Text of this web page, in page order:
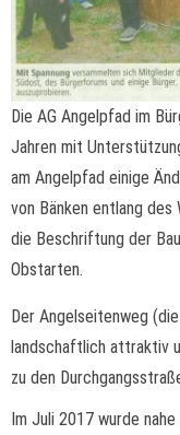
Die AG Angelpfad im
Jahren mit
am Angelpfad einige
von Bänken entlang
die Beschriftung der
Obstarten.
Der Angelseitenweg
landschaftlich attraktiv
zu den
Im Juli 2017 wurde